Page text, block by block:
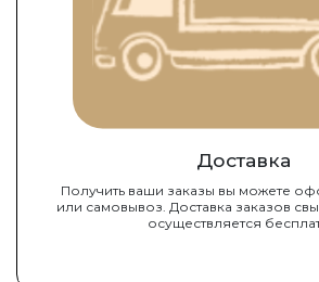
Доставка
Получить ваши заказы вы можете
или самовывоз. Доставка заказов
осуществляется